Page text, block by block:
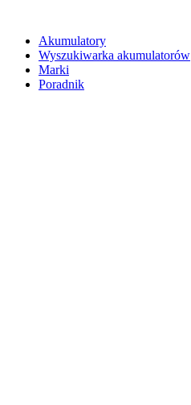
Akumulatory
Wyszukiwarka akumulatorów
Marki
Poradnik